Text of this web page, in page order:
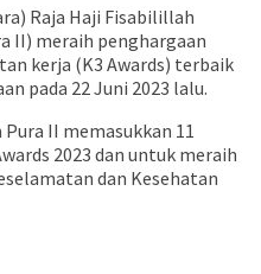
Raja Haji Fisabilillah
II) meraih penghargaan
kerja (K3 Awards) terbaik
pada 22 Juni 2023 lalu.
II memasukkan 11
2023 dan untuk meraih
dan Kesehatan